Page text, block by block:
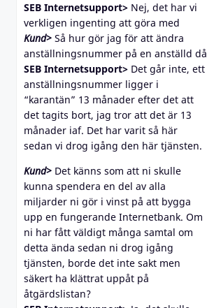
SEB Internetsupport> Nej, det har vi
verkligen ingenting att göra med
Kund> Så hur gör jag för att ändra
anställningsnummer på en anställd då
SEB Internetsupport> Det går inte, ett
anställningsnummer ligger i
“karantän” 13 månader efter det att
det tagits bort, jag tror att det är 13
månader iaf. Det har varit så här
sedan vi drog igång den här tjänsten.
Kund> Det känns som att ni skulle
kunna spendera en del av alla
miljarder ni gör i vinst på att bygga
upp en fungerande Internetbank. Om
ni har fått väldigt många samtal om
detta ända sedan ni drog igång
tjänsten, borde det inte sakt men
säkert ha klättrat uppåt på
åtgärdslistan?